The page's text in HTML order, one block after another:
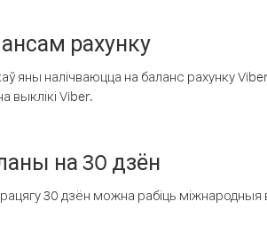
рахунку
яны налічваюцца на баланс рахунку
выклікі Viber.
на 30 дзён
30 дзён можна рабіць міжнародныя